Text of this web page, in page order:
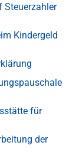
Steuerzahler
Kindergeld
für
der